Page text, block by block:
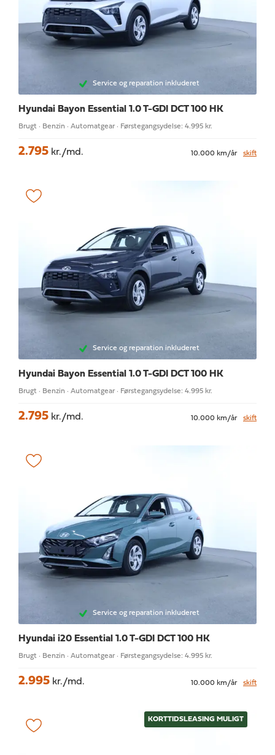
Service og reparation inkluderet
Hyundai Bayon Essential 1.0 T-GDI DCT 100 HK
Brugt · Benzin · Automatgear · Førstegangsydelse: 4.995 kr.
2.795 kr./md. 10.000 km/år skift
Service og reparation inkluderet
Hyundai Bayon Essential 1.0 T-GDI DCT 100 HK
Brugt · Benzin · Automatgear · Førstegangsydelse: 4.995 kr.
2.795 kr./md. 10.000 km/år skift
Service og reparation inkluderet
Hyundai i20 Essential 1.0 T-GDI DCT 100 HK
Brugt · Benzin · Automatgear · Førstegangsydelse: 4.995 kr.
2.995 kr./md. 10.000 km/år skift
KORTTIDSLEASING MULIGT